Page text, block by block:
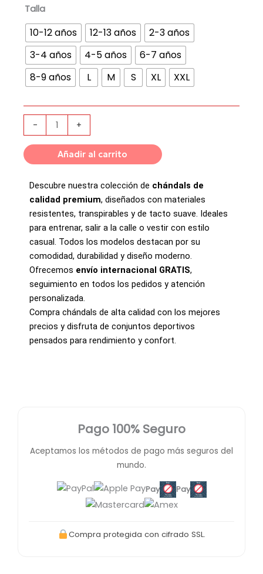
Talla
10-12 años 12-13 años
2-3 años
3-4 años
4-5 años
6-7 años
8-9 años
L M S XL XXL
-
Chándal
FC
Barcelona
|
Blue
cantidad
+
Añadir al carrito
Descubre nuestra colección de chándals de
calidad premium, diseñados con materiales
resistentes, transpirables y de tacto suave. Ideales
para entrenar, salir a la calle o vestir con estilo
casual. Todos los modelos destacan por su
comodidad, durabilidad y diseño moderno.
Ofrecemos envío internacional GRATIS,
seguimiento en todos los pedidos y atención
personalizada.
Compra chándals de alta calidad con los mejores
precios y disfruta de conjuntos deportivos
pensados para rendimiento y confort.
Pago 100% Seguro
Aceptamos los métodos de pago más seguros del
mundo.
Pay Pay
Compra protegida con cifrado SSL.